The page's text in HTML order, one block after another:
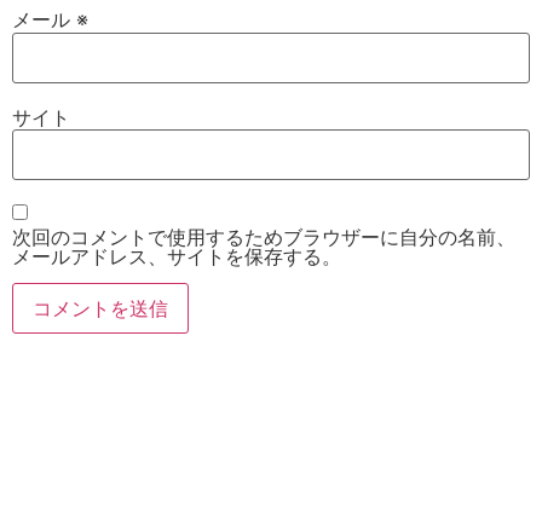
メール ※
サイト
次回のコメントで使用するためブラウザーに自分の名前、
メールアドレス、サイトを保存する。